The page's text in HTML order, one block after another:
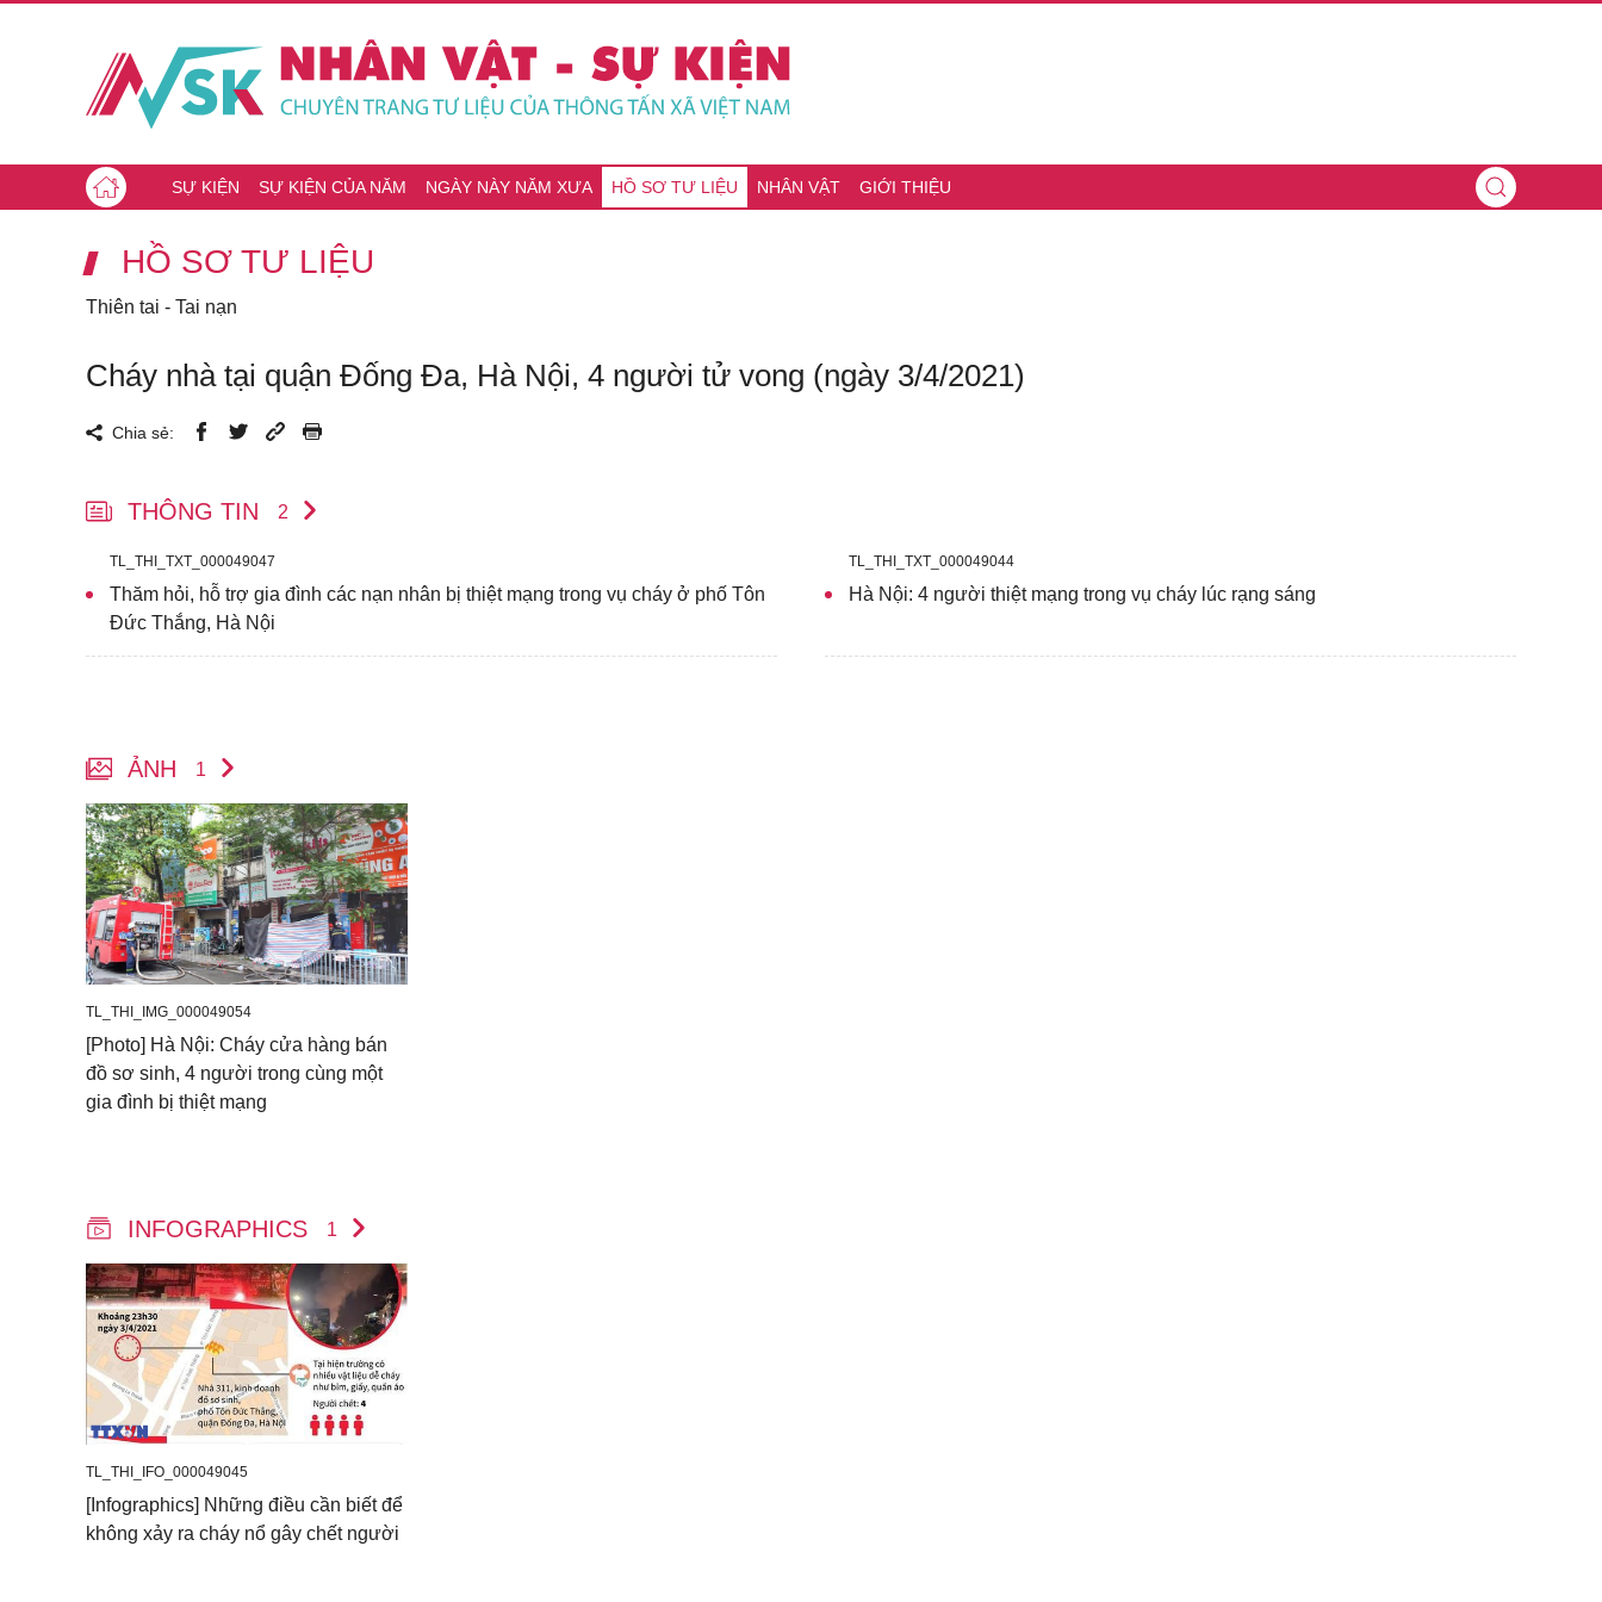
SỰ KIỆN SỰ KIỆN CỦA NĂM NGÀY NÀY NĂM XƯA HỒ SƠ TƯ LIỆU NHÂN VẬT GIỚI THIỆU
HỒ SƠ TƯ LIỆU
Thiên tai - Tai nạn
Cháy nhà tại quận Đống Đa, Hà Nội, 4 người tử vong (ngày 3/4/2021)
Chia sẻ:
THÔNG TIN 2
TL_THI_TXT_000049047
Thăm hỏi, hỗ trợ gia đình các nạn nhân bị thiệt mạng trong vụ cháy ở phố Tôn
Đức Thắng, Hà Nội
TL_THI_TXT_000049044
Hà Nội: 4 người thiệt mạng trong vụ cháy lúc rạng sáng
ẢNH 1
TL_THI_IMG_000049054
[Photo] Hà Nội: Cháy cửa hàng bán
đồ sơ sinh, 4 người trong cùng một
gia đình bị thiệt mạng
INFOGRAPHICS 1
TL_THI_IFO_000049045
[Infographics] Những điều cần biết để
không xảy ra cháy nổ gây chết người